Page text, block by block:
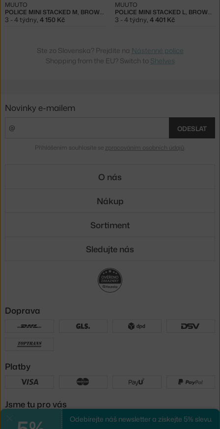
POLICE MINI STACKED M, BROWN GREEN
MUUTO
3 - 4 týdny, 4 150 Kč
POLICE MINI STACKED L, BROWN GREEN
MUUTO
3 - 4 týdny, 4 401 Kč
Ste zo Slovenska? Prejdite na Nástenné police
Shopping from the EU? Switch to Shelves
Odebírejte náš newsletter a získejte 5% slevu.
Novinky e-mailem
ODESLAT
Přihlášením souhlasíte se zpracováním osobních údajů
O nás
Nákup
Sortiment
Sledujte nás
Doprava
Platby
Jsme tu pro vás